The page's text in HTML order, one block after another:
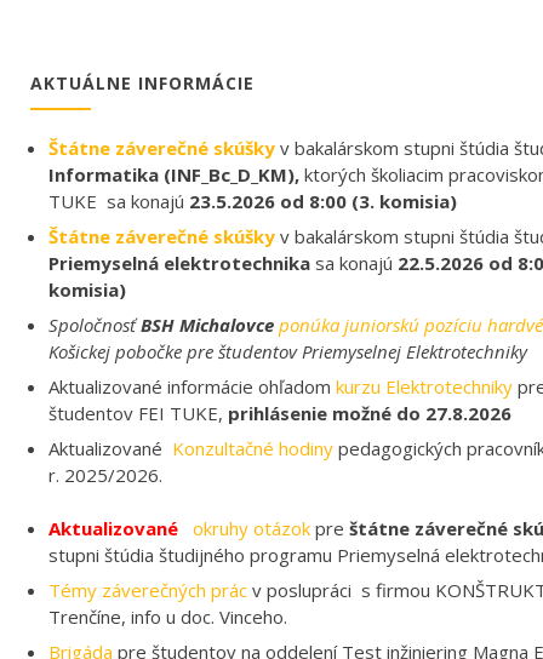
Informatika (INF_Bc_D_KM),
TUKE sa konajú23.5.2026 od 8:00 (3. komisia)
Priemyselná elektrotechnikasa konajú 22.5.2026 od
komisia)
BSH Michalovce
Košickej pobočke pre študentov Priemyselnej Elektrotechniky
Aktualizované informácie ohľadom
kurzu Elektrotechniky
AktualizovanéKonzultačné hodinypedagogických
r. 2025/2026.
Aktualizované okruhy otázokpreštátne záverečné
stupni štúdia študijného programu Priemyselná
Témy záverečných prác
Brigádapre študentov na oddelení Test inžiniering Magna
s.r.o., Kechnec.
Nové videá na youtube kanály:
Dopravníkový pás